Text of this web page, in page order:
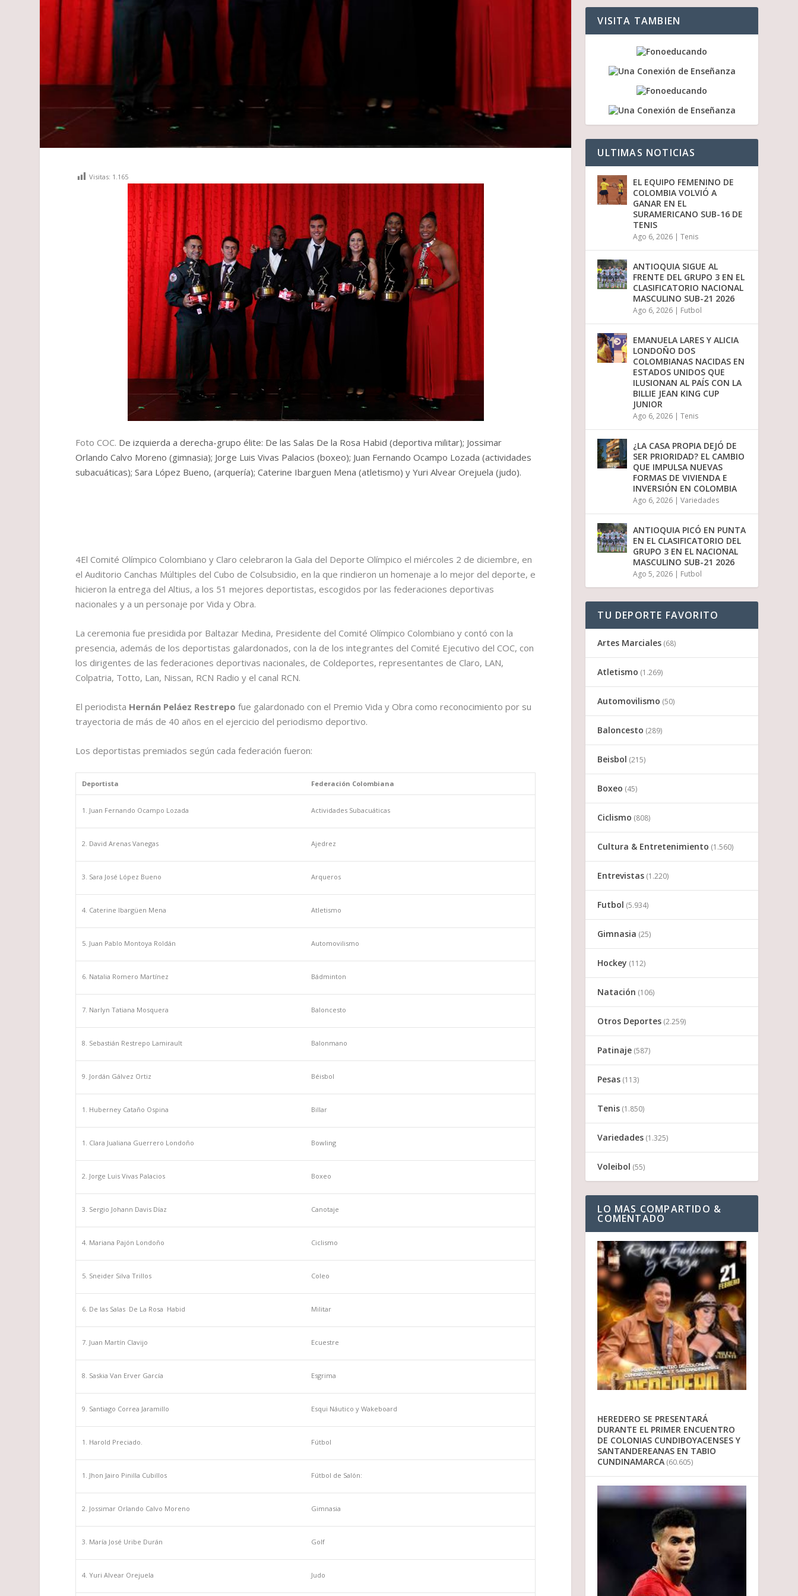
Visitas: 1.165
Foto COC. De izquierda a derecha-grupo élite: De las Salas De la Rosa Habid (deportiva militar); Jossimar
Orlando Calvo Moreno (gimnasia); Jorge Luis Vivas Palacios (boxeo); Juan Fernando Ocampo Lozada (actividades
subacuáticas); Sara López Bueno, (arquería); Caterine Ibarguen Mena (atletismo) y Yuri Alvear Orejuela (judo).
4El Comité Olímpico Colombiano y Claro celebraron la Gala del Deporte Olímpico el miércoles 2 de diciembre, en
el Auditorio Canchas Múltiples del Cubo de Colsubsidio, en la que rindieron un homenaje a lo mejor del deporte, e
hicieron la entrega del Altius, a los 51 mejores deportistas, escogidos por las federaciones deportivas
nacionales y a un personaje por Vida y Obra.
La ceremonia fue presidida por Baltazar Medina, Presidente del Comité Olímpico Colombiano y contó con la
presencia, además de los deportistas galardonados, con la de los integrantes del Comité Ejecutivo del COC, con
los dirigentes de las federaciones deportivas nacionales, de Coldeportes, representantes de Claro, LAN,
Colpatria, Totto, Lan, Nissan, RCN Radio y el canal RCN.
El periodista Hernán Peláez Restrepo fue galardonado con el Premio Vida y Obra como reconocimiento por su
trayectoria de más de 40 años en el ejercicio del periodismo deportivo.
Los deportistas premiados según cada federación fueron:
Deportista Federación Colombiana
Juan Fernando Ocampo Lozada Actividades Subacuáticas
David Arenas Vanegas Ajedrez
Sara José López Bueno Arqueros
Caterine Ibargüen Mena Atletismo
Juan Pablo Montoya Roldán Automovilismo
Natalia Romero Martínez Bádminton
Narlyn Tatiana Mosquera Baloncesto
Sebastián Restrepo Lamirault Balonmano
Jordán Gálvez Ortiz Béisbol
Huberney Cataño Ospina Billar
Clara Jualiana Guerrero Londoño Bowling
Jorge Luis Vivas Palacios Boxeo
Sergio Johann Davis Díaz Canotaje
Mariana Pajón Londoño Ciclismo
Sneider Silva Trillos Coleo
De las Salas De La Rosa Habid Militar
Juan Martín Clavijo Ecuestre
Saskia Van Erver García Esgrima
Santiago Correa Jaramillo Esqui Náutico y Wakeboard
Harold Preciado. Fútbol
Jhon Jairo Pinilla Cubillos Fútbol de Salón:
Jossimar Orlando Calvo Moreno Gimnasia
María José Uribe Durán Golf
Yuri Alvear Orejuela Judo
r
a
p
a
e
a
d
i
s
i
u
r
e
l
u
m
e
n
.
VISITA TAMBIEN
ULTIMAS NOTICIAS
EL EQUIPO FEMENINO DE
COLOMBIA VOLVIÓ A
GANAR EN EL
SURAMERICANO SUB-16 DE
TENIS
Ago 6, 2026 |Tenis
ANTIOQUIA SIGUE AL
FRENTE DEL GRUPO 3 EN EL
CLASIFICATORIO NACIONAL
MASCULINO SUB-21 2026
Ago 6, 2026 | Futbol
EMANUELA LARES Y ALICIA
LONDOÑO DOS
COLOMBIANAS NACIDAS EN
ESTADOS UNIDOS QUE
ILUSIONAN AL PAÍS CON LA
BILLIE JEAN KING CUP
JUNIOR
Ago 6, 2026 |Tenis
¿LA CASA PROPIA DEJÓ DE
SER PRIORIDAD? EL CAMBIO
QUE IMPULSA NUEVAS
FORMAS DE VIVIENDA E
INVERSIÓN EN COLOMBIA
Ago 6, 2026 |Variedades
ANTIOQUIA PICÓ EN PUNTA
EN EL CLASIFICATORIO DEL
GRUPO 3 EN EL NACIONAL
MASCULINO SUB-21 2026
Ago 5, 2026 | Futbol
TU DEPORTE FAVORITO
Artes Marciales (68)
Atletismo (1.269)
Automovilismo (50)
Baloncesto (289)
Beisbol (215)
Boxeo (45)
Ciclismo (808)
Cultura & Entretenimiento (1.560)
Entrevistas (1.220)
Futbol (5.934)
Gimnasia (25)
Hockey (112)
Natación (106)
Otros Deportes (2.259)
Patinaje (587)
Pesas (113)
Tenis (1.850)
Variedades (1.325)
Voleibol (55)
LO MAS COMPARTIDO &
COMENTADO
HEREDERO SE PRESENTARÁ
DURANTE EL PRIMER ENCUENTRO
DE COLONIAS CUNDIBOYACENSES Y
SANTANDEREANAS EN TABIO
CUNDINAMARCA (60.605)